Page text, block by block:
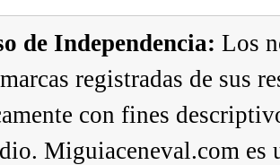
de Independencia: Los
registradas de sus
con fines
Miguiaceneval.com es